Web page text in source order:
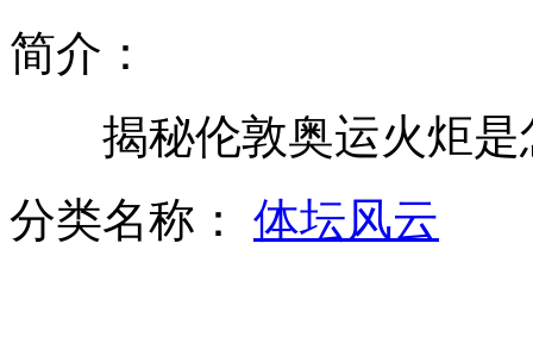
北京地铁免费发放雨衣遭游商哄抢
简介：
揭秘伦敦奥运火炬是
分类名称： 体坛风云